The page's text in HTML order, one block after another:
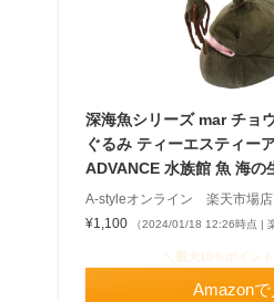
深海魚シリーズ mar チョ
ぐるみ ティーエスティー
ADVANCE 水族館 魚 海の
A-styleオンライン 楽天市場店
¥1,100
（2024/01/18 12:26時点 |
＼最大10％ポイン
Amazonで